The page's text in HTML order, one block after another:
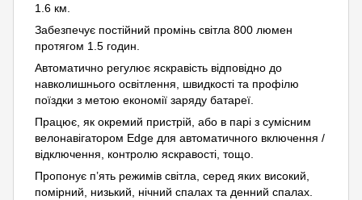
1.6 км.
Забезпечує постійний промінь світла 800 люмен
протягом 1.5 годин.
Автоматично регулює яскравість відповідно до
навколишнього освітлення, швидкості та профілю
поїздки з метою економії заряду батареї.
Працює, як окремий пристрій, або в парі з сумісним
велонавігатором Edge для автоматичного включення /
відключення, контролю яскравості, тощо.
Пропонує п’ять режимів світла, серед яких високий,
помірний, низький, нічний спалах та денний спалах.